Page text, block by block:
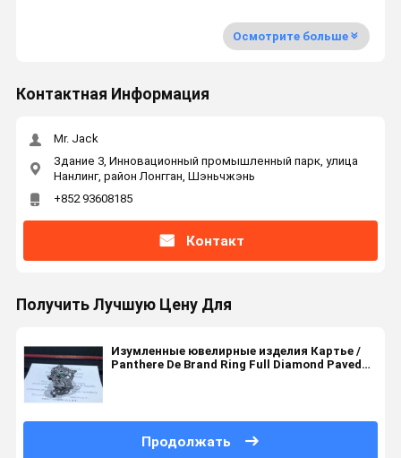
Осмотрите больше
Контактная Информация
Mr. Jack
Здание 3, Инновационный промышленный парк, улица
Нанлинг, район Лонгган, Шэньчжэнь
+852 93608185
Контакт
Получить Лучшую Цену Для
Изумленные ювелирные изделия Картье /
Panthere De Brand Ring Full Diamond Paved
Продолжать